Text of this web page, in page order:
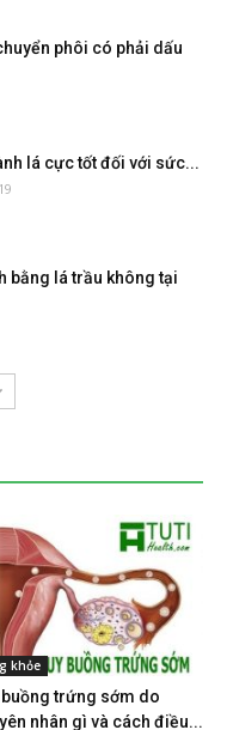
phôi có phải dấu
lá cực tốt đối với sức...
bằng lá trầu không tại
khỏe
buồng trứng sớm do
nhân gì và cách điều...